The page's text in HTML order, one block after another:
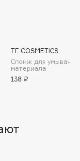
TF COSMETICS
Спонж для умывания
материала
138 ₽